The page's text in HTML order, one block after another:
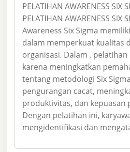
PELATIHAN AWARENESS SIX
PELATIHAN AWARENESS
Awareness Six Sigma
dalam memperkuat kualitas
organisasi. Dalam ,
karena meningkatkan
tentang metodologi Six
pengurangan cacat,
produktivitas, dan kepuasan
Dengan pelatihan ini,
mengidentifikasi dan